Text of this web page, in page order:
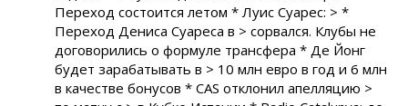
Переход состоится летом * Луис Суарес: > *
Переход Дениса Суареса в > сорвался. Клубы не
договорились о формуле трансфера * Де Йонг
будет зарабатывать в > 10 млн евро в год и 6 млн
в качестве бонусов * CAS отклонил апелляцию >